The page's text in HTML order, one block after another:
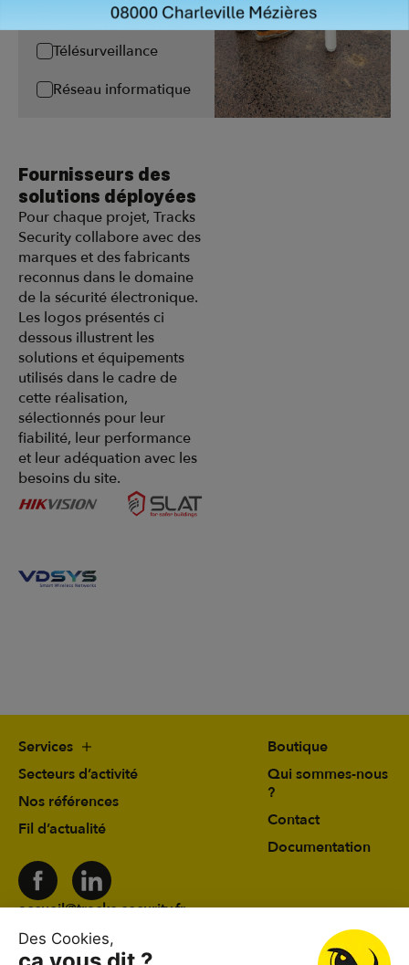
automatique
Télésurveillance
Réseau informatique
Fournisseurs des
solutions déployées
Pour chaque projet, Tracks
Security collabore avec des
marques et des fabricants
reconnus dans le domaine
de la sécurité électronique.
Les logos présentés ci
dessous illustrent les
solutions et équipements
utilisés dans le cadre de
cette réalisation,
sélectionnés pour leur
fiabilité, leur performance
et leur adéquation avec les
besoins du site.
Services
Secteurs d’activité
Nos références
Fil d’actualité
Boutique
Qui sommes-nous
?
Contact
Documentation
accueil@tracks-security.fr
03 24 59 78 19